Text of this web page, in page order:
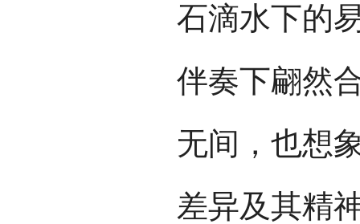
石滴水下的
伴奏下翩然
无间，也想
差异及其精